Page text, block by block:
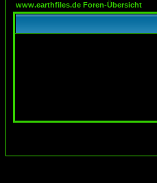
www.earthfiles.de Foren-Übersicht